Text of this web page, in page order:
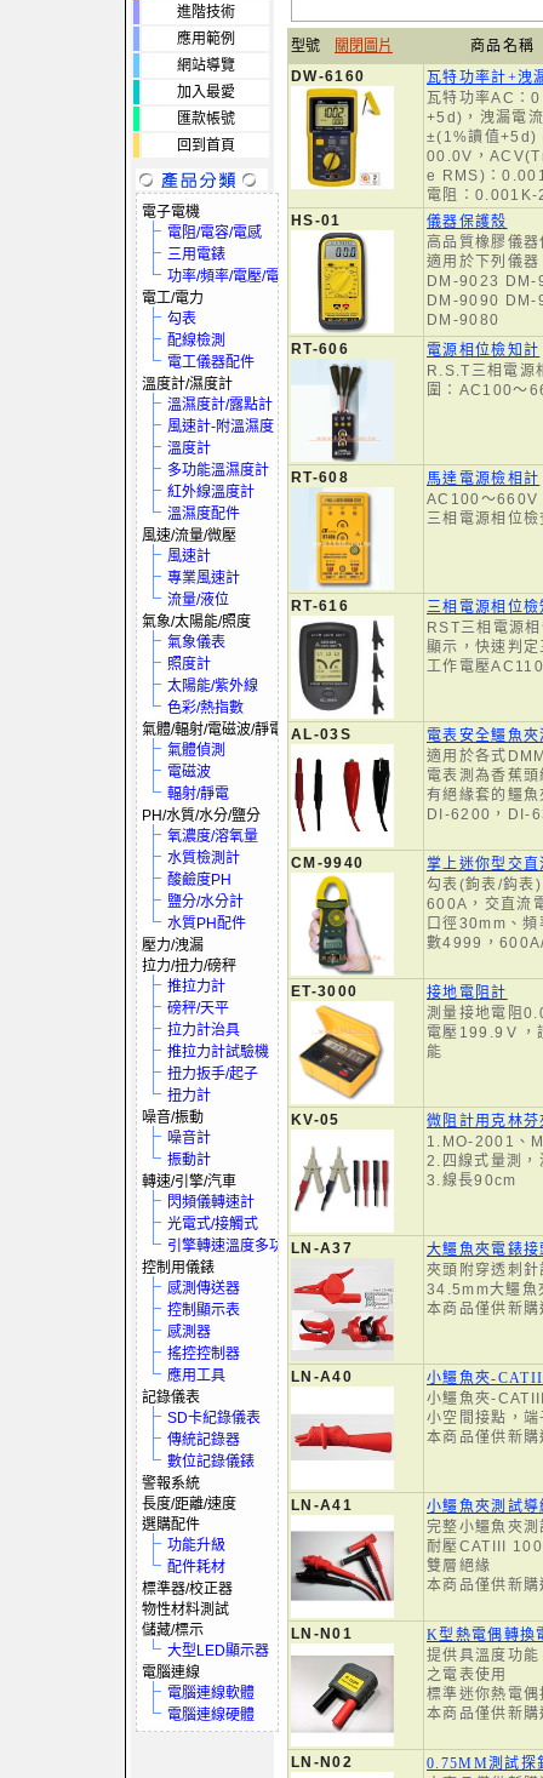
進階技術
應用範例
網站導覽
加入最愛
匯款帳號
回到首頁
電子電機
電阻/電容/電感
三用電錶
功率/頻率/電壓/電流
電工/電力
勾表
配線檢測
電工儀器配件
溫度計/濕度計
溫濕度計/露點計
風速計-附溫濕度
溫度計
多功能溫濕度計
紅外線溫度計
溫濕度配件
風速/流量/微壓
風速計
專業風速計
流量/液位
氣象/太陽能/照度
氣象儀表
照度計
太陽能/紫外線
色彩/熱指數
氣體/輻射/電磁波/靜電
氣體偵測
電磁波
輻射/靜電
PH/水質/水分/鹽分
氧濃度/溶氧量
水質檢測計
酸鹼度PH
鹽分/水分計
水質PH配件
壓力/洩漏
拉力/扭力/磅秤
推拉力計
磅秤/天平
拉力計治具
推拉力計試驗機
扭力扳手/起子
扭力計
噪音/振動
噪音計
振動計
轉速/引擎/汽車
閃頻儀轉速計
光電式/接觸式
引擎轉速溫度多功電表
控制用儀錶
感測傳送器
控制顯示表
感測器
搖控控制器
應用工具
記錄儀表
SD卡紀錄儀表
傳統記錄器
數位記錄儀錶
警報系統
長度/距離/速度
選購配件
功能升級
配件耗材
標準器/校正器
物性材料測試
儲藏/標示
大型LED顯示器
電腦連線
電腦連線軟體
電腦連線硬體
型號 關閉圖片
商品名稱
DW-6160
瓦特功率計+洩
瓦特功率AC：
+5d)，洩漏電
±(1%讀值+5d)
00.0V，
e RMS)：
電阻：
HS-01
儀器保護殼
高品質橡膠儀
適用於下列儀器
DM-9023
DM-9090
DM-9080
RT-606
電源相位檢知計
R.S.T三相電源
圍：AC100～
RT-608
馬達電源檢相計
AC100～660V
三相電源相位檢
RT-616
三相電源相位檢
RST三相電源
顯示，快速判
工作電壓
AL-03S
電表安全鱷魚
適用於各式
電表測為香蕉
有絕緣套的鱷魚
DI-6200，DI-
CM-9940
掌上迷你型交
勾表(鉤表/鈎表
600A，交直流
口徑30mm、
數4999，
ET-3000
接地電阻計
測量接地電阻
電壓199.9Ｖ，
能
KV-05
微阻計用克林芬
1.MO-2001、
2.四線式量測，
3.線長90cm
LN-A37
大鱷魚夾電錶接
夾頭附穿透刺針
34.5mm大鱷魚
本商品僅供新
LN-A40
小鱷魚夾-
小鱷魚夾-
小空間接點，
本商品僅供新
LN-A41
小鱷魚夾測試
完整小鱷魚夾
耐壓CATIII
雙層絕緣
本商品僅供新
LN-N01
K型熱電偶轉換
提供具溫度功
之電表使用
標準迷你熱電
本商品僅供新
LN-N02
0.75MM測試探